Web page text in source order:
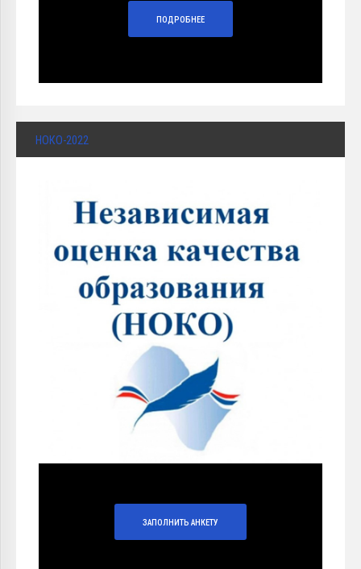
ПОДРОБНЕЕ
НОКО-2022
ЗАПОЛНИТЬ АНКЕТУ